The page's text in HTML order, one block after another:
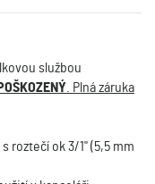
službou
. Plná záruka
roztečí ok 3/1" (5,5 mm